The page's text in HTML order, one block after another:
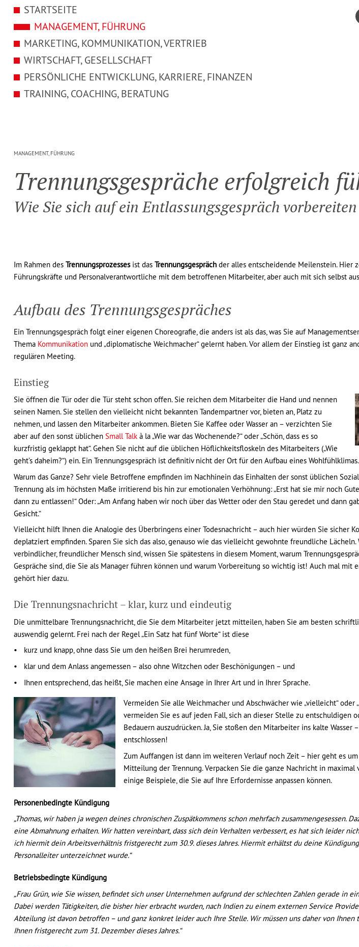
MANAGEMENT, FÜHRUNG
Tren­nungs­ge­spräche erfolg­reich
Wie Sie sich auf ein Entlas­sungs­ge­spräch vorbe­reiten
Im Rahmen des Trennungsprozessesist das Trennungsgesprächder alles entscheidende Meilenstein. Hier
Führungskräfte und Personalverantwortliche mit dem betroffenen Mitarbeiter, aber auch mit sich selbst
Aufbau des Trennungsgespräches
Ein Trennungsgespräch folgt einer eigenen Choreografie, die anders ist als das, was Sie auf
Thema Kommunikationund „diplomatische Weichmacher“ gelernt haben. Vor allem der Einstieg ist ganz
regulären Meeting.
Einstieg
Sie öffnen die Tür oder die Tür steht schon offen. Sie reichen dem Mitarbeiter die Hand und nennen
seinen Namen. Sie stellen den vielleicht nicht bekannten Tandempartner vor, bieten an, Platz zu
nehmen, und lassen den Mitarbeiter ankommen. Bieten Sie Kaffee oder Wasser an – verzichten Sie
aber auf den sonst üblichen Small Talkà la „Wie war das Wochenende?“ oder „Schön, dass es so
kurzfristig geklappt hat“. Gehen Sie nicht auf die üblichen Höflichkeitsfloskeln des Mitarbeiters („Wie
geht’s daheim?“) ein. Ein Trennungsgespräch ist definitiv nicht der Ort für den Aufbau eines Wohlfühlklimas.
Warum das Ganze? Sehr viele Betroffene empfinden im Nachhinein das Einhalten der sonst üblichen
Trennung als im höchsten Maße irritierend bis hin zur emotionalen Verhöhnung: „Erst hat sie mir noch
dann zu entlassen!“ Oder: „Am Anfang haben wir noch über das Wetter oder den Stau geredet und dann
Gesicht.“
Vielleicht hilft Ihnen die Analogie des Überbringens einer Todesnachricht – auch hier würden Sie sicher
deplatziert empfinden. Sparen Sie sich das also, genauso wie das vielleicht gewohnte freundliche Lächeln.
verbindlicher, freundlicher Mensch sind, wissen Sie spätestens in diesem Moment, warum
Gespräche sind, die Sie als Manager führen können und warum Vorbereitung so wichtig ist! Auch mal mit
gehört hier dazu.
Die Trennungsnachricht – klar, kurz und eindeutig
Die unmittelbare Trennungsnachricht, die Sie dem Mitarbeiter jetzt mitteilen, haben Sie am besten
auswendig gelernt. Frei nach der Regel „Ein Satz hat fünf Worte“ ist diese
kurz und knapp, ohne dass Sie um den heißen Brei herumreden,
klar und dem Anlass angemessen – also ohne Witzchen oder Beschönigungen – und
Ihnen entsprechend, das heißt, Sie machen eine Ansage in Ihrer Art und in Ihrer Sprache.
Vermeiden Sie alle Weichmacher und Abschwächer wie „vielleicht“ oder
vermeiden Sie es auf jeden Fall, sich an dieser Stelle zu entschuldigen
Bedauern auszudrücken. Ja, Sie stoßen den Mitarbeiter ins kalte Wasser
entschlossen!
Zum Auffangen ist dann im weiteren Verlauf noch Zeit – hier geht es
Mitteilung der Trennung. Verpacken Sie die ganze Nachricht in maximal
einige Beispiele, die Sie auf Ihre Erfordernisse anpassen können.
Personenbedingte Kündigung
„Thomas, wir haben ja wegen deines chronischen Zuspätkommens schon mehrfach zusammengesessen.
eine Abmahnung erhalten. Wir hatten vereinbart, dass sich dein Verhalten verbessert, es hat sich leider
ich hiermit dein Arbeitsverhältnis fristgerecht zum 30.9. dieses Jahres. Hiermit erhältst du deine
Personalleiter unterzeichnet wurde.“
Betriebsbedingte Kündigung
„Frau Grün, wie Sie wissen, befindet sich unser Unternehmen aufgrund der schlechten Zahlen gerade in
Dabei werden Tätigkeiten, die bisher hier erbracht wurden, nach Indien zu einem externen Service
Abteilung ist davon betroffen – und ganz konkret leider auch Ihre Stelle. Wir müssen uns daher von Ihnen
Ihnen fristgerecht zum 31. Dezember dieses Jahres.“
STARTSEITE
MANAGEMENT, FÜHRUNG
MARKETING, KOMMUNIKATION, VERTRIEB
WIRTSCHAFT, GESELLSCHAFT
PERSÖNLICHE ENTWICKLUNG, KARRIERE, FINANZEN
TRAINING, COACHING, BERATUNG